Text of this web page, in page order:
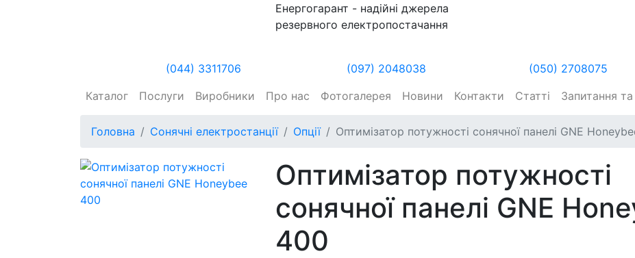
Енергогарант - надійні джерела
резервного електропостачання
(044) 3311706
(097) 2048038 (050) 2708075
Каталог
Послуги Виробники Про нас Фотогалерея Новини Контакти Статті Запитання та
Головна Сонячні електростанції Опції Оптимізатор потужності сонячної панелі GNE
Оптимізатор потужності
сонячної панелі GNE
400